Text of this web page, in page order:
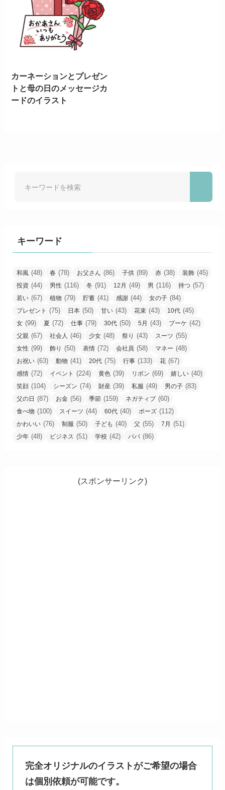
カーネーションとプレゼン
トと母の日のメッセージカ
ードのイラスト
キーワード
和風 (48) 春 (78) お父さん (86) 子供 (89) 赤 (38) 装飾 (45)
投資 (44) 男性 (116) 冬 (91) 12月 (49) 男 (116) 持つ (57)
若い (67) 植物 (79) 貯蓄 (41) 感謝 (44) 女の子 (84)
プレゼント (75) 日本 (50) 甘い (43) 花束 (43) 10代 (45)
女 (99) 夏 (72) 仕事 (79) 30代 (50) 5月 (43) ブーケ (42)
父親 (67) 社会人 (46) 少女 (48) 祭り (43) スーツ (55)
女性 (99) 飾り (50) 表情 (72) 会社員 (58) マネー (48)
お祝い (63) 動物 (41) 20代 (75) 行事 (133) 花 (67)
感情 (72) イベント (224) 黄色 (39) リボン (69) 嬉しい (40)
笑顔 (104) シーズン (74) 財産 (39) 私服 (49) 男の子 (83)
父の日 (87) お金 (56) 季節 (159) ネガティブ (60)
食べ物 (100) スイーツ (44) 60代 (40) ポーズ (112)
かわいい (76) 制服 (50) 子ども (40) 父 (55) 7月 (51)
少年 (48) ビジネス (51) 学校 (42) パパ (86)
(スポンサーリンク)
完全オリジナルのイラストがご希望の場合
は個別依頼が可能です。